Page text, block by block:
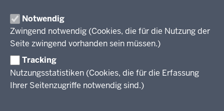
Notwendig
Zwingend notwendig (Cookies, die für die Nutzung der
Seite zwingend vorhanden sein müssen.)
Tracking
Nutzungsstatistiken (Cookies, die für die Erfassung
Ihrer Seitenzugriffe notwendig sind.)
Berufsbildung NRW
Das Berufskolleg in NRW
Abschlüsse und Anschlüsse
Bildungsgänge / Bildungspläne